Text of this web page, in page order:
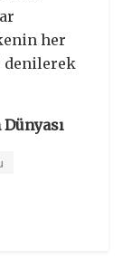
her
denilerek